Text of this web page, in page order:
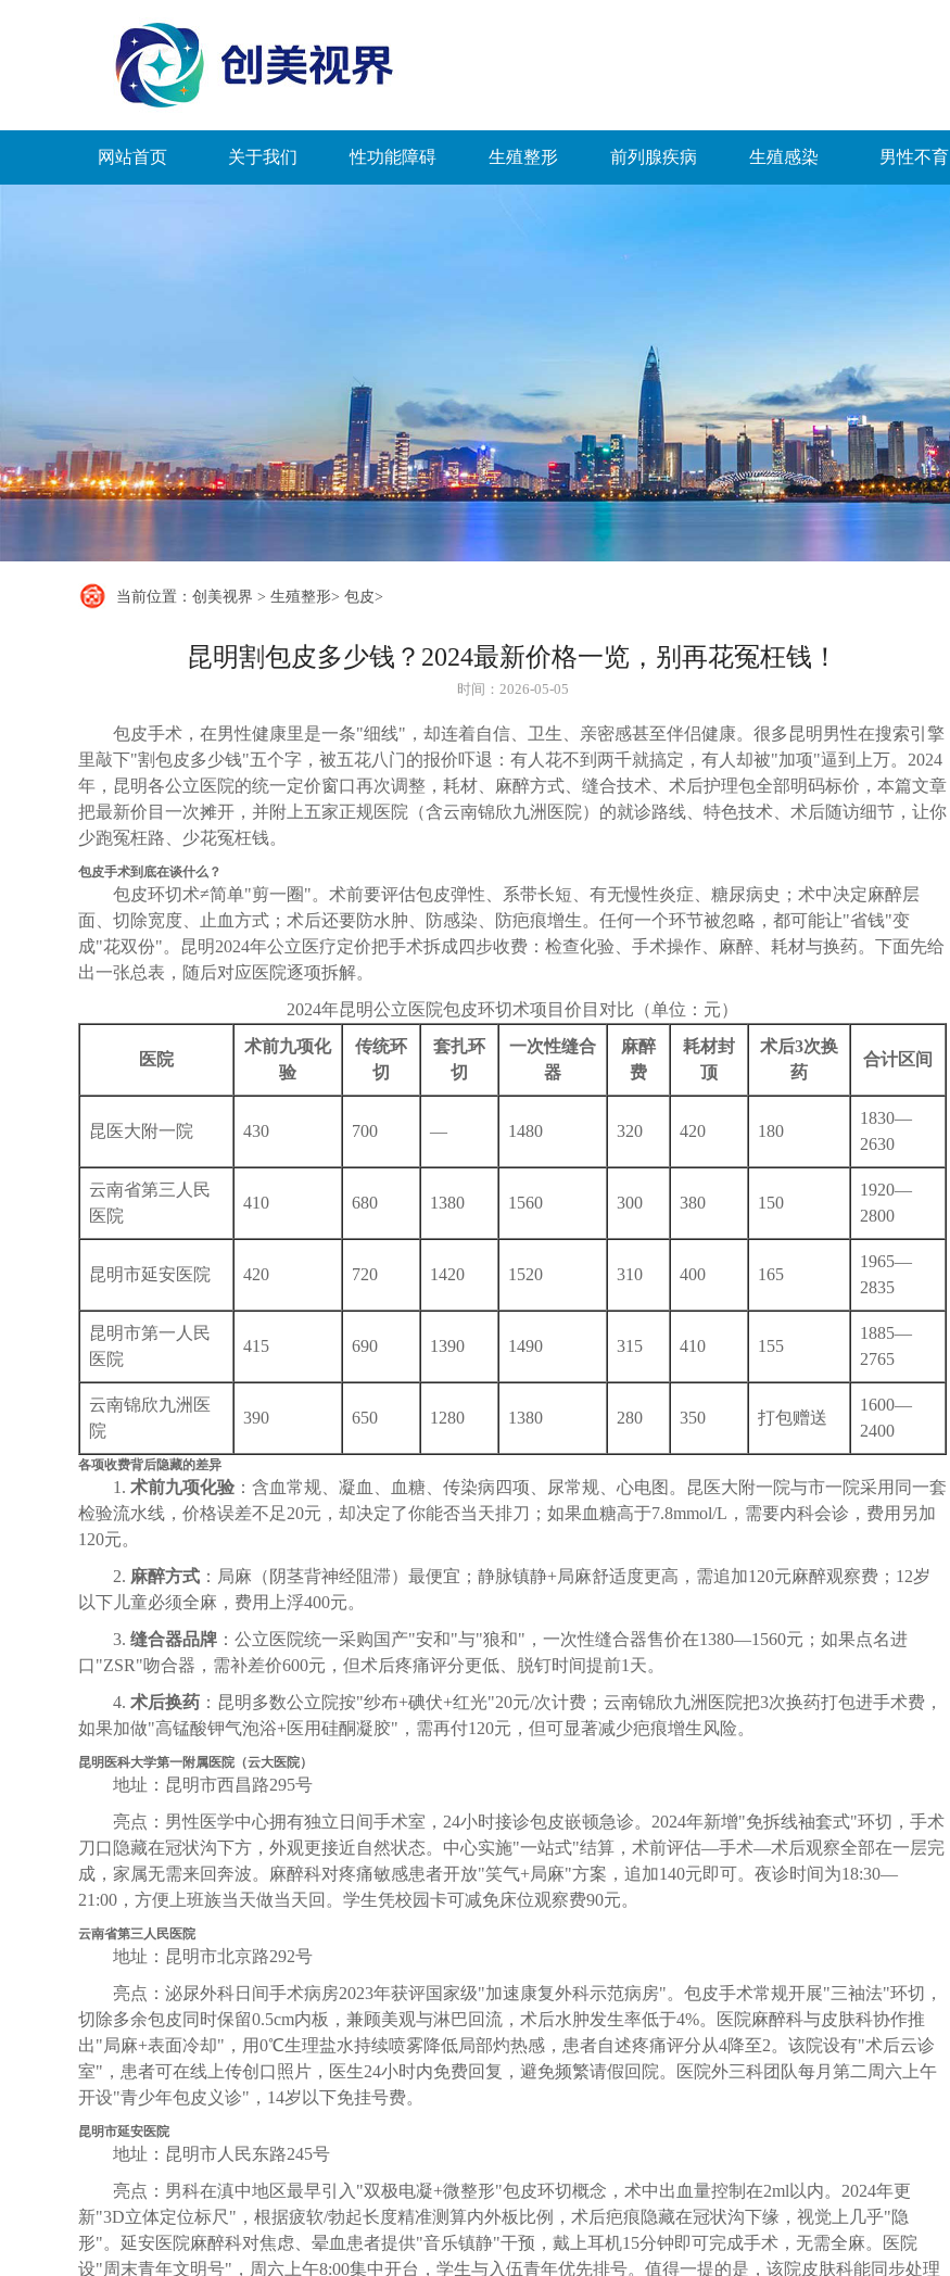
网站首页 关于我们 性功能障碍 生殖整形 前列腺疾病 生殖感染 男性不育
当前位置： 创美视界 > 生殖整形> 包皮>
昆明割包皮多少钱？2024最新价格一览，别再花冤枉钱！
时间：2026-05-05
包皮手术，在男性健康里是一条"细线"，却连着自信、卫生、亲密感甚至伴侣健康。很多昆明男性在搜索引擎
里敲下"割包皮多少钱"五个字，被五花八门的报价吓退：有人花不到两千就搞定，有人却被"加项"逼到上万。2024
年，昆明各公立医院的统一定价窗口再次调整，耗材、麻醉方式、缝合技术、术后护理包全部明码标价，本篇文章
把最新价目一次摊开，并附上五家正规医院（含云南锦欣九洲医院）的就诊路线、特色技术、术后随访细节，让你
少跑冤枉路、少花冤枉钱。
包皮手术到底在谈什么？
包皮环切术≠简单"剪一圈"。术前要评估包皮弹性、系带长短、有无慢性炎症、糖尿病史；术中决定麻醉层
面、切除宽度、止血方式；术后还要防水肿、防感染、防疤痕增生。任何一个环节被忽略，都可能让"省钱"变
成"花双份"。昆明2024年公立医疗定价把手术拆成四步收费：检查化验、手术操作、麻醉、耗材与换药。下面先给
出一张总表，随后对应医院逐项拆解。
2024年昆明公立医院包皮环切术项目价目对比（单位：元）
医院
术前九项化
验
传统环
切
套扎环
切
一次性缝合
器
麻醉
费
耗材封
顶
术后3次换
药
合计区间
昆医大附一院 430 700 — 1480 320 420 180
1830—
2630
云南省第三人民
医院
410 680 1380 1560 300 380 150
1920—
2800
昆明市延安医院 420 720 1420 1520 310 400 165
1965—
2835
昆明市第一人民
医院
415 690 1390 1490 315 410 155
1885—
2765
云南锦欣九洲医
院
390 650 1280 1380 280 350 打包赠送
1600—
2400
各项收费背后隐藏的差异
1. 术前九项化验 ：含血常规、凝血、血糖、传染病四项、尿常规、心电图。昆医大附一院与市一院采用同一套
检验流水线，价格误差不足20元，却决定了你能否当天排刀；如果血糖高于7.8mmol/L，需要内科会诊，费用另加
120元。
2. 麻醉方式 ：局麻（阴茎背神经阻滞）最便宜；静脉镇静+局麻舒适度更高，需追加120元麻醉观察费；12岁
以下儿童必须全麻，费用上浮400元。
3. 缝合器品牌 ：公立医院统一采购国产"安和"与"狼和"，一次性缝合器售价在1380—1560元；如果点名进
口"ZSR"吻合器，需补差价600元，但术后疼痛评分更低、脱钉时间提前1天。
4. 术后换药 ：昆明多数公立院按"纱布+碘伏+红光"20元/次计费；云南锦欣九洲医院把3次换药打包进手术费，
如果加做"高锰酸钾气泡浴+医用硅酮凝胶"，需再付120元，但可显著减少疤痕增生风险。
昆明医科大学第一附属医院（云大医院）
地址：昆明市西昌路295号
亮点：男性医学中心拥有独立日间手术室，24小时接诊包皮嵌顿急诊。2024年新增"免拆线袖套式"环切，手术
刀口隐藏在冠状沟下方，外观更接近自然状态。中心实施"一站式"结算，术前评估—手术—术后观察全部在一层完
成，家属无需来回奔波。麻醉科对疼痛敏感患者开放"笑气+局麻"方案，追加140元即可。夜诊时间为18:30—
21:00，方便上班族当天做当天回。学生凭校园卡可减免床位观察费90元。
云南省第三人民医院
地址：昆明市北京路292号
亮点：泌尿外科日间手术病房2023年获评国家级"加速康复外科示范病房"。包皮手术常规开展"三袖法"环切，
切除多余包皮同时保留0.5cm内板，兼顾美观与淋巴回流，术后水肿发生率低于4%。医院麻醉科与皮肤科协作推
出"局麻+表面冷却"，用0℃生理盐水持续喷雾降低局部灼热感，患者自述疼痛评分从4降至2。该院设有"术后云诊
室"，患者可在线上传创口照片，医生24小时内免费回复，避免频繁请假回院。医院外三科团队每月第二周六上午
开设"青少年包皮义诊"，14岁以下免挂号费。
昆明市延安医院
地址：昆明市人民东路245号
亮点：男科在滇中地区最早引入"双极电凝+微整形"包皮环切概念，术中出血量控制在2ml以内。2024年更
新"3D立体定位标尺"，根据疲软/勃起长度精准测算内外板比例，术后疤痕隐藏在冠状沟下缘，视觉上几乎"隐
形"。延安医院麻醉科对焦虑、晕血患者提供"音乐镇静"干预，戴上耳机15分钟即可完成手术，无需全麻。医院
设"周末青年文明号"，周六上午8:00集中开台，学生与入伍青年优先排号。值得一提的是，该院皮肤科能同步处理